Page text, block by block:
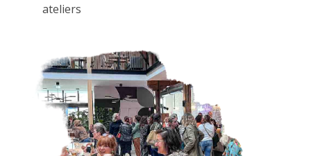
ateliers